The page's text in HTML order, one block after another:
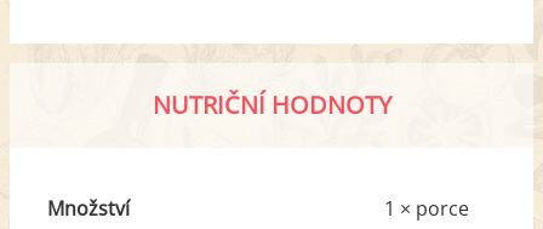
NUTRIČNÍ HODNOTY
Množství 1 × porce